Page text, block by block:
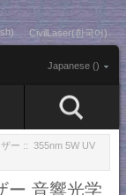
CivilLaser(한국어)
Japanese ()
ー :: 355nm 5W UV
ー 音響光学